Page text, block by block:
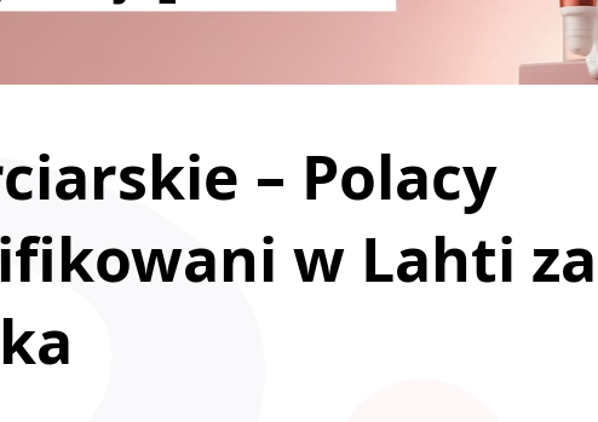
– Polacy
w Lahti za